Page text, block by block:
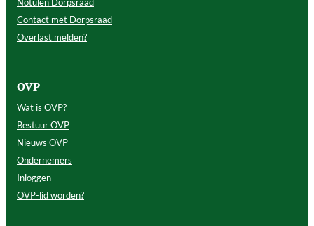
Contact met Dorpsraad
Overlast melden?
OVP
Wat is OVP?
Bestuur OVP
Nieuws OVP
Ondernemers
Inloggen
OVP-lid worden?